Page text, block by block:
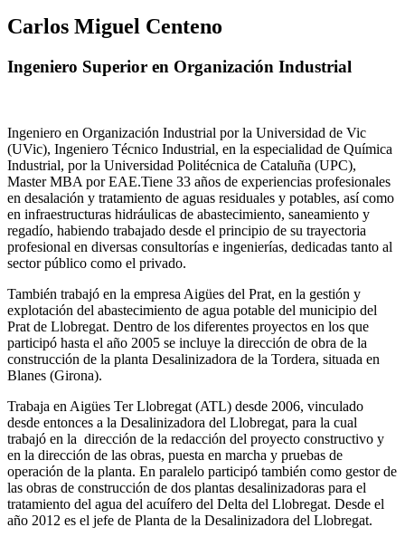
Carlos Miguel Centeno
Ingeniero Superior en Organización Industrial
Ingeniero en Organización Industrial por la Universidad de Vic
(UVic), Ingeniero Técnico Industrial, en la especialidad de Química
Industrial, por la Universidad Politécnica de Cataluña (UPC),
Master MBA por EAE.Tiene 33 años de experiencias profesionales
en desalación y tratamiento de aguas residuales y potables, así como
en infraestructuras hidráulicas de abastecimiento, saneamiento y
regadío, habiendo trabajado desde el principio de su trayectoria
profesional en diversas consultorías e ingenierías, dedicadas tanto al
sector público como el privado.
También trabajó en la empresa Aigües del Prat, en la gestión y
explotación del abastecimiento de agua potable del municipio del
Prat de Llobregat. Dentro de los diferentes proyectos en los que
participó hasta el año 2005 se incluye la dirección de obra de la
construcción de la planta Desalinizadora de la Tordera, situada en
Blanes (Girona).
Trabaja en Aigües Ter Llobregat (ATL) desde 2006, vinculado
desde entonces a la Desalinizadora del Llobregat, para la cual
trabajó en la dirección de la redacción del proyecto constructivo y
en la dirección de las obras, puesta en marcha y pruebas de
operación de la planta. En paralelo participó también como gestor de
las obras de construcción de dos plantas desalinizadoras para el
tratamiento del agua del acuífero del Delta del Llobregat. Desde el
año 2012 es el jefe de Planta de la Desalinizadora del Llobregat.